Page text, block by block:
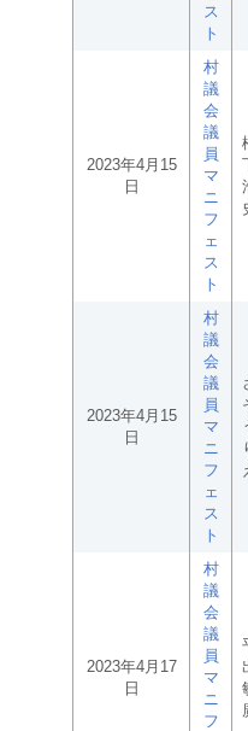
ス
ト
2023年4月15
日
村
議
会
議
員
マ
ニ
フ
ェ
ス
ト
2023年4月15
日
村
議
会
議
員
マ
ニ
フ
ェ
ス
ト
2023年4月17
日
村
議
会
議
員
マ
ニ
フ